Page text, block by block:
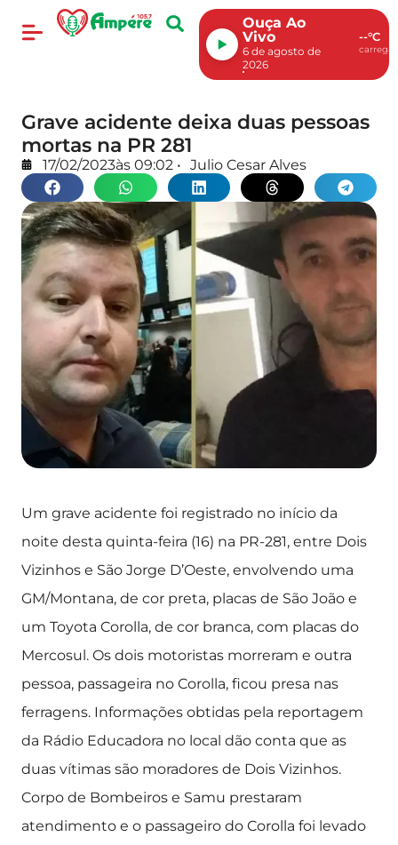
Ouça Ao
Vivo
6 de agosto de
2026
--°C
Grave acidente deixa duas pessoas
mortas na PR 281
17/02/2023às 09:02 • Julio Cesar Alves
Um grave acidente foi registrado no início da
noite desta quinta-feira (16) na PR-281, entre Dois
Vizinhos e São Jorge D’Oeste, envolvendo uma
GM/Montana, de cor preta, placas de São João e
um Toyota Corolla, de cor branca, com placas do
Mercosul. Os dois motoristas morreram e outra
pessoa, passageira no Corolla, ficou presa nas
ferragens. Informações obtidas pela reportagem
da Rádio Educadora no local dão conta que as
duas vítimas são moradores de Dois Vizinhos.
Corpo de Bombeiros e Samu prestaram
atendimento e o passageiro do Corolla foi levado